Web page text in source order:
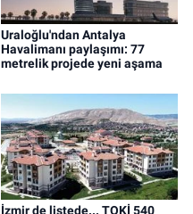
Uraloğlu'ndan Antalya
Havalimanı paylaşımı: 77
metrelik projede yeni aşama
İzmir de listede... TOKİ 540